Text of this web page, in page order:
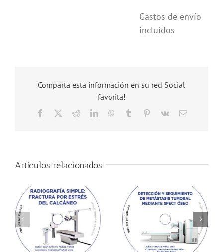
Gastos de envío
incluídos
Comparta esta información en su red Social
favorita!
Facebook RedditLinkedInWhatsApp
Tumblr Pinterest
Vk
Correo
Artículos relacionados